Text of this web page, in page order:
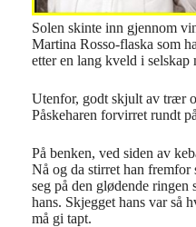
Solen skinte inn gjennom
Martina Rosso-flaska som
etter en lang kveld i
Utenfor, godt skjult av trær
Påskeharen forvirret rundt
På benken, ved siden av
Nå og da stirret han fremfor
seg på den glødende ringen
hans. Skjegget hans var så
må gi tapt.